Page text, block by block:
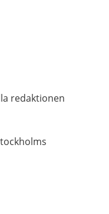
redaktionen